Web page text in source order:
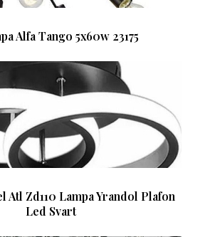
Alfa Tango 5x60w 23175
Atl Zd110 Lampa Yrandol Plafon
Led Svart